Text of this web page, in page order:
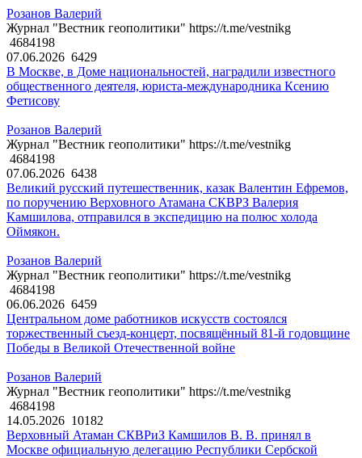
Розанов Валерий
Журнал "Вестник геополитики" https://t.me/vestnikg
4684198
07.06.2026 6429
В Москве, в Доме национальностей, наградили известного
общественного деятеля, юриста-международника Ксению
Фетисову
Розанов Валерий
Журнал "Вестник геополитики" https://t.me/vestnikg
4684198
07.06.2026 6438
Великий русский путешественник, казак Валентин Ефремов,
по поручению Верховного Атамана СКВРЗ Валерия
Камшилова, отправился в экспедицию на полюс холода
Оймякон.
Розанов Валерий
Журнал "Вестник геополитики" https://t.me/vestnikg
4684198
06.06.2026 6459
Центральном доме работников искусств состоялся
торжественный съезд-концерт, посвящённый 81-й годовщине
Победы в Великой Отечественной войне
Розанов Валерий
Журнал "Вестник геополитики" https://t.me/vestnikg
4684198
14.05.2026 10182
Верховный Атаман СКВРиЗ Камшилов В. В. принял в
Москве официальную делегацию Республики Сербской